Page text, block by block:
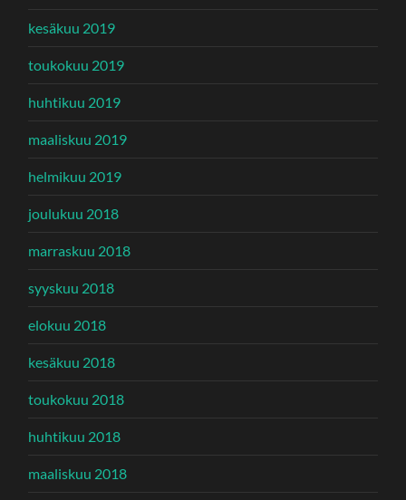
kesäkuu 2019
toukokuu 2019
huhtikuu 2019
maaliskuu 2019
helmikuu 2019
joulukuu 2018
marraskuu 2018
syyskuu 2018
elokuu 2018
kesäkuu 2018
toukokuu 2018
huhtikuu 2018
maaliskuu 2018